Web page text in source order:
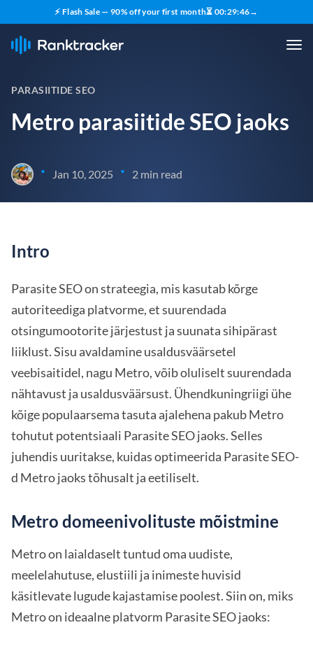
⚡ Flash Sale — 90% off your first month⏳ 00:29:45→
PARASIITIDE SEO
Metro parasiitide SEO jaoks
• Jan 10, 2025 • 2 min read
Intro
Parasite SEO on strateegia, mis kasutab kõrge
autoriteediga platvorme, et suurendada
otsingumootorite järjestust ja suunata sihipärast
liiklust. Sisu avaldamine usaldusväärsetel
veebisaitidel, nagu Metro, võib oluliselt suurendada
nähtavust ja usaldusväärsust. Ühendkuningriigi ühe
kõige populaarsema tasuta ajalehena pakub Metro
tohutut potentsiaali Parasite SEO jaoks. Selles
juhendis uuritakse, kuidas optimeerida Parasite SEO-
d Metro jaoks tõhusalt ja eetiliselt.
Metro domeenivolituste mõistmine
Metro on laialdaselt tuntud oma uudiste,
meelelahutuse, elustiili ja inimeste huvisid
käsitlevate lugude kajastamise poolest. Siin on, miks
Metro on ideaalne platvorm Parasite SEO jaoks: